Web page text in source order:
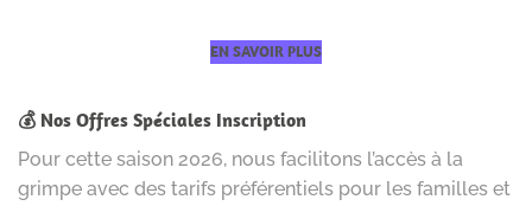
EN SAVOIR PLUS
💰 Nos Offres Spéciales Inscription
Pour cette saison 2026, nous facilitons l’accès à la
grimpe avec des tarifs préférentiels pour les familles et